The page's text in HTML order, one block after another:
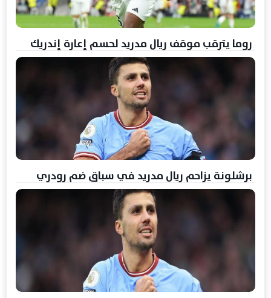
روما يترقب موقف ريال مدريد لحسم إعارة إندريك
برشلونة يزاحم ريال مدريد في سباق ضم رودري